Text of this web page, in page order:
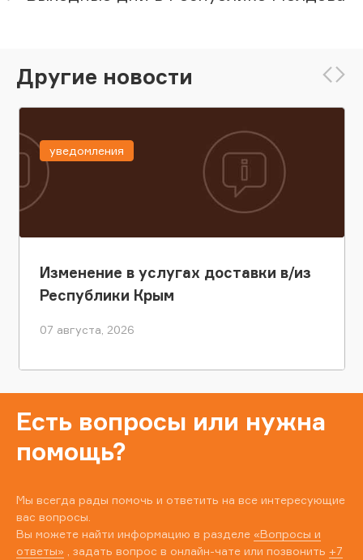
Другие новости
Изменение в услугах доставки в/из
Республики Крым
07 августа, 2026
уведомления
Есть вопросы или нужна
помощь?
Мы всегда рады помочь и ответить на все интересующие
вас вопросы.
Вы можете найти информацию в разделе «Вопросы и
ответы» , задать вопрос в онлайн-чате или позвонить +7